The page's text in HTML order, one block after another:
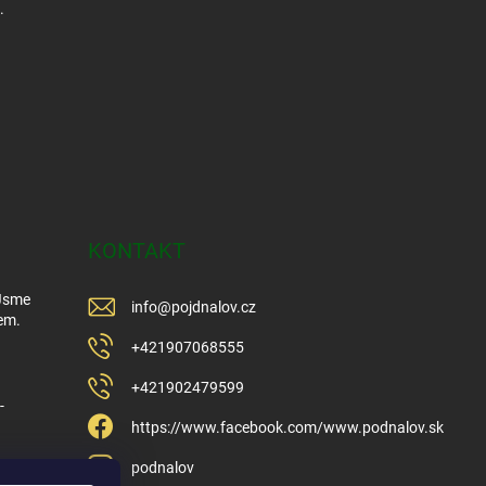
KONTAKT
info@pojdnalov.cz
+421907068555
+421902479599
https://www.facebook.com/www.podnalov.sk
podnalov